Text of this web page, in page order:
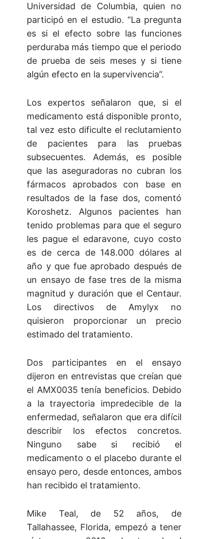
Universidad de Columbia, quien no
participó en el estudio. “La pregunta
es si el efecto sobre las funciones
perduraba más tiempo que el periodo
de prueba de seis meses y si tiene
algún efecto en la supervivencia”.
Los expertos señalaron que, si el
medicamento está disponible pronto,
tal vez esto dificulte el reclutamiento
de pacientes para las pruebas
subsecuentes. Además, es posible
que las aseguradoras no cubran los
fármacos aprobados con base en
resultados de la fase dos, comentó
Koroshetz. Algunos pacientes han
tenido problemas para que el seguro
les pague el edaravone, cuyo costo
es de cerca de 148.000 dólares al
año y que fue aprobado después de
un ensayo de fase tres de la misma
magnitud y duración que el Centaur.
Los directivos de Amylyx no
quisieron proporcionar un precio
estimado del tratamiento.
Dos participantes en el ensayo
dijeron en entrevistas que creían que
el AMX0035 tenía beneficios. Debido
a la trayectoria impredecible de la
enfermedad, señalaron que era difícil
describir los efectos concretos.
Ninguno sabe si recibió el
medicamento o el placebo durante el
ensayo pero, desde entonces, ambos
han recibido el tratamiento.
Mike Teal, de 52 años, de
Tallahassee, Florida, empezó a tener